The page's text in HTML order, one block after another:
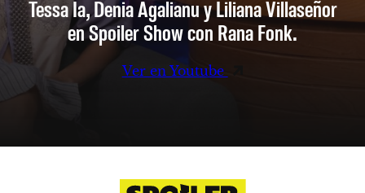
Tessa Ia, Denia Agalianu y Liliana Villaseñor
en Spoiler Show con Rana Fonk.
Ver en Youtube